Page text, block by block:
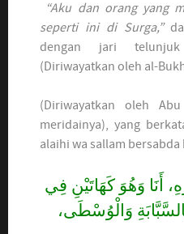
“Aku dan orang yang
seperti ini di Surga,”
dengan jari
(Diriwayatkan oleh al-
(Diriwayatkan oleh
meridainya), yang
alaihi wa sallam bersabda
أَنَا وَهُوَ كَهَاتَيْنِ فِي
وَالْوُسْطَى،